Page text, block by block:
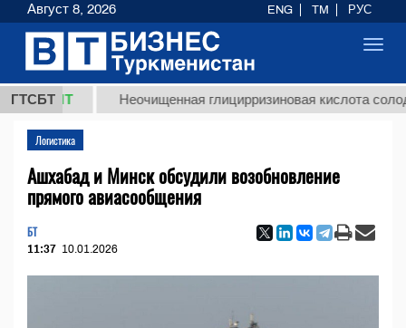
ГТСБТ
ТМТ Неочищенная глицирризиновая кислота
Логистика
Ашхабад и Минск обсудили возобновление
прямого авиасообщения
БТ
11:37 10.01.2026
Август 8, 2026 ENG TM РУС